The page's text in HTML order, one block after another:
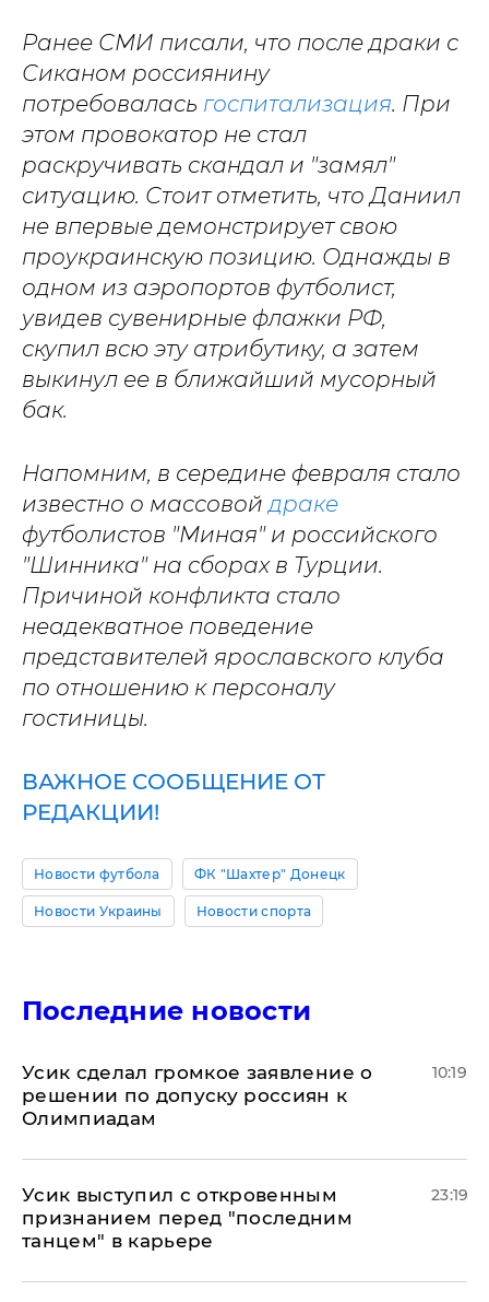
Ранее СМИ писали, что после драки с
Сиканом россиянину
потребовалась госпитализация. При
этом провокатор не стал
раскручивать скандал и "замял"
ситуацию. Стоит отметить, что Даниил
не впервые демонстрирует свою
проукраинскую позицию. Однажды в
одном из аэропортов футболист,
увидев сувенирные флажки РФ,
скупил всю эту атрибутику, а затем
выкинул ее в ближайший мусорный
бак.
Напомним, в середине февраля стало
известно о массовойдраке
футболистов "Миная" и российского
"Шинника" на сборах в Турции.
Причиной конфликта стало
неадекватное поведение
представителей ярославского клуба
по отношению к персоналу
гостиницы.
ВАЖНОЕ СООБЩЕНИЕ ОТ
РЕДАКЦИИ!
Новости футбола ФК "Шахтер" Донецк
Новости Украины Новости спорта
Последние новости
Усик сделал громкое заявление о
решении по допуску россиян к
Олимпиадам
10:19
Усик выступил с откровенным
признанием перед "последним
танцем" в карьере
23:19